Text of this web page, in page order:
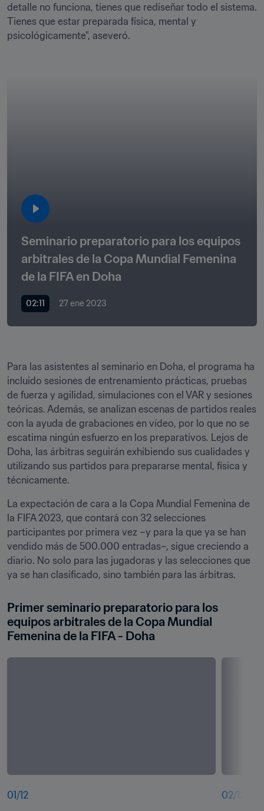
detalle no funciona, tienes que rediseñar todo el sistema.
Tienes que estar preparada física, mental y
psicológicamente", aseveró.
Seminario preparatorio para los equipos
arbitrales de la Copa Mundial Femenina
de la FIFA en Doha
02:11 27 ene 2023
Para las asistentes al seminario en Doha, el programa ha
incluido sesiones de entrenamiento prácticas, pruebas
de fuerza y agilidad, simulaciones con el VAR y sesiones
teóricas. Además, se analizan escenas de partidos reales
con la ayuda de grabaciones en vídeo, por lo que no se
escatima ningún esfuerzo en los preparativos. Lejos de
Doha, las árbitras seguirán exhibiendo sus cualidades y
utilizando sus partidos para prepararse mental, física y
técnicamente.
La expectación de cara a la Copa Mundial Femenina de
la FIFA 2023, que contará con 32 selecciones
participantes por primera vez –y para la que ya se han
vendido más de 500.000 entradas–, sigue creciendo a
diario. No solo para las jugadoras y las selecciones que
ya se han clasificado, sino también para las árbitras.
Primer seminario preparatorio para los
equipos arbitrales de la Copa Mundial
Femenina de la FIFA - Doha
01 /12 02/12